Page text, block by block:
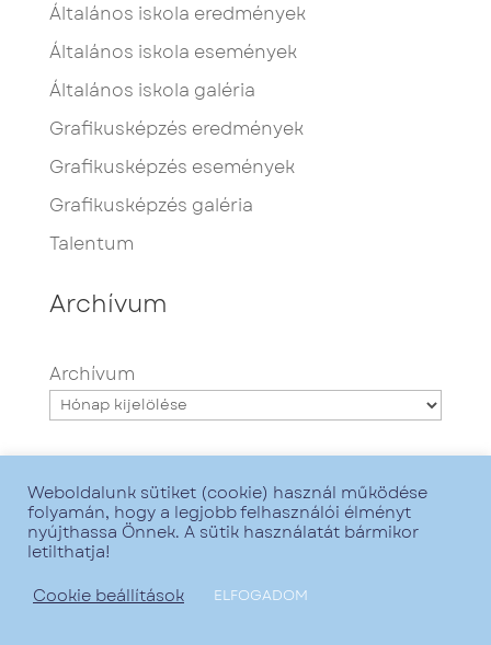
Általános iskola eredmények
Általános iskola események
Általános iskola galéria
Grafikusképzés eredmények
Grafikusképzés események
Grafikusképzés galéria
Talentum
Archívum
Archívum
Minden jog fenntartva - Talentum iskola -
2021. - Grafika:
-Adatkezelési tájékoztató
Weboldalunk sütiket (cookie) használ működése
folyamán, hogy a legjobb felhasználói élményt
nyújthassa Önnek. A sütik használatát bármikor
letilthatja!
Cookie beállítások
ELFOGADOM